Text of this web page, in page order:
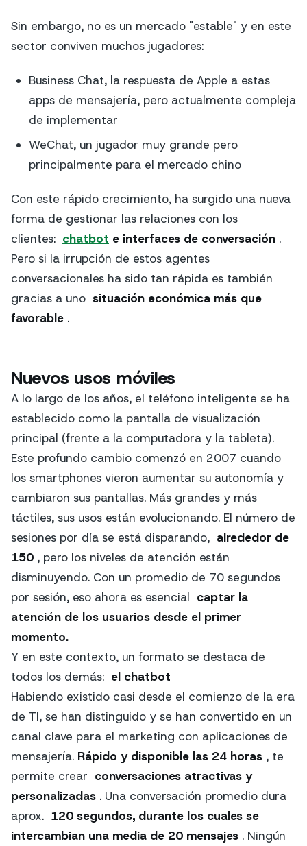
Sin embargo, no es un mercado "estable" y en este
sector conviven muchos jugadores:
Business Chat, la respuesta de Apple a estas
apps de mensajería, pero actualmente compleja
de implementar
WeChat, un jugador muy grande pero
principalmente para el mercado chino
Con este rápido crecimiento, ha surgido una nueva
forma de gestionar las relaciones con los
clientes: chatbot e interfaces de conversación .
Pero si la irrupción de estos agentes
conversacionales ha sido tan rápida es también
gracias a uno situación económica más que
favorable .
Nuevos usos móviles
A lo largo de los años, el teléfono inteligente se ha
establecido como la pantalla de visualización
principal (frente a la computadora y la tableta).
Este profundo cambio comenzó en 2007 cuando
los smartphones vieron aumentar su autonomía y
cambiaron sus pantallas. Más grandes y más
táctiles, sus usos están evolucionando. El número de
sesiones por día se está disparando, alrededor de
150 , pero los niveles de atención están
disminuyendo. Con un promedio de 70 segundos
por sesión, eso ahora es esencial captar la
atención de los usuarios desde el primer
momento.
Y en este contexto, un formato se destaca de
todos los demás: el chatbot
Habiendo existido casi desde el comienzo de la era
de TI, se han distinguido y se han convertido en un
canal clave para el marketing con aplicaciones de
mensajería. Rápido y disponible las 24 horas , te
permite crear conversaciones atractivas y
personalizadas . Una conversación promedio dura
aprox. 120 segundos, durante los cuales se
intercambian una media de 20 mensajes . Ningún